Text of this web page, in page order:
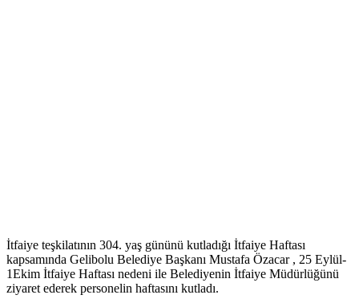
İtfaiye teşkilatının 304. yaş gününü kutladığı İtfaiye Haftası
kapsamında Gelibolu Belediye Başkanı Mustafa Özacar , 25 Eylül-
1Ekim İtfaiye Haftası nedeni ile Belediyenin İtfaiye Müdürlüğünü
ziyaret ederek personelin haftasını kutladı.